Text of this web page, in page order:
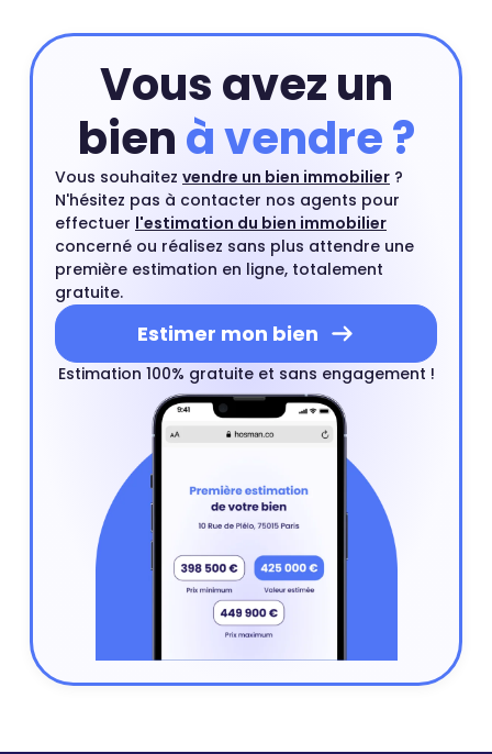
Vous avez un
bienà vendre ?
Vous souhaitez vendre un bien immobilier ?
N'hésitez pas à contacter nos agents pour
effectuer l'estimation du bien immobilier
concerné ou réalisez sans plus attendre une
première estimation en ligne, totalement
gratuite.
Estimer mon bien
Estimation 100% gratuite et sans engagement !